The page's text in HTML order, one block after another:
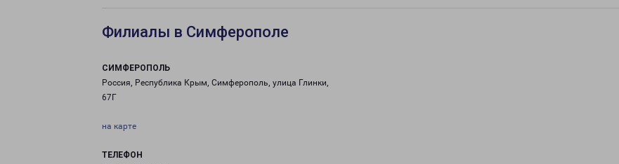
Филиалы в Симферополе
СИМФЕРОПОЛЬ
Россия, Республика Крым, Симферополь, улица Глинки,
67Г
на карте
ТЕЛЕФОН